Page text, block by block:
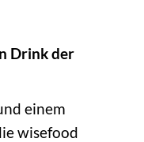
Drink der
einem
wisefood